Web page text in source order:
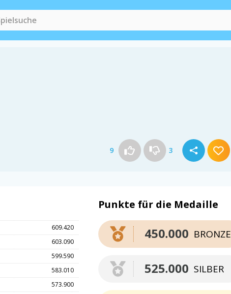
9 3
609.420
603.090
599.590
583.010
573.900
Punkte für die Medaille
BRONZE
450.000
SILBER
525.000